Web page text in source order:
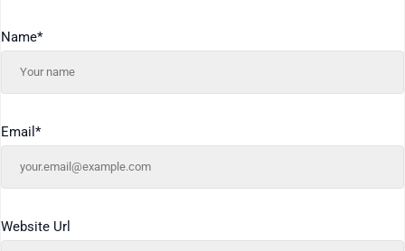
Name*
Email *
Website Url